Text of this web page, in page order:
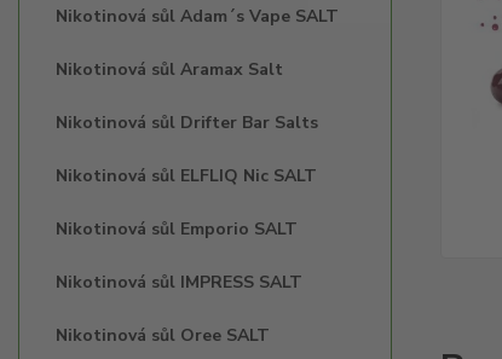
Nikotinová sůl Adam´s Vape SALT
Nikotinová sůl Aramax Salt
Nikotinová sůl Drifter Bar Salts
Nikotinová sůl ELFLIQ Nic SALT
Nikotinová sůl Emporio SALT
Nikotinová sůl IMPRESS SALT
Nikotinová sůl Oree SALT